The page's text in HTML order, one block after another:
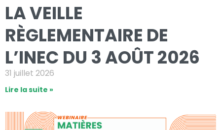
LA VEILLE
RÈGLEMENTAIRE DE
L’INEC DU 3 AOÛT 2026
31 juillet 2026
Lire la suite »